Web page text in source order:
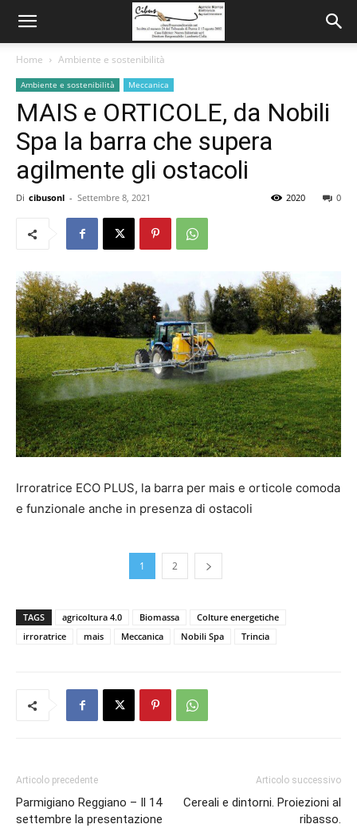
Home Ambiente e sostenibilità
Ambiente e sostenibilità Meccanica
MAIS e ORTICOLE, da Nobili
Spa la barra che supera
agilmente gli ostacoli
Di cibusonl - Settembre 8, 2021 0
2020
Irroratrice ECO PLUS, la barra per mais e orticole comoda
e funzionale anche in presenza di ostacoli
1 2
TAGS agricoltura 4.0 Biomassa
Colture energetiche
irroratrice
mais Meccanica Nobili Spa Trincia
Articolo precedente
Parmigiano Reggiano – Il 14
settembre la presentazione
Articolo successivo
Cereali e dintorni. Proiezioni al
ribasso.